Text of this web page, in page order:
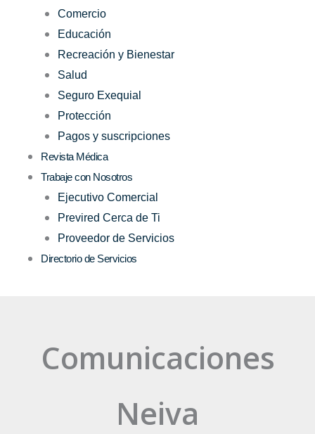
Comercio
Educación
Recreación y Bienestar
Salud
Seguro Exequial
Protección
Pagos y suscripciones
Revista Médica
Trabaje con Nosotros
Ejecutivo Comercial
Previred Cerca de Ti
Proveedor de Servicios
Directorio de Servicios
Comunicaciones
Neiva